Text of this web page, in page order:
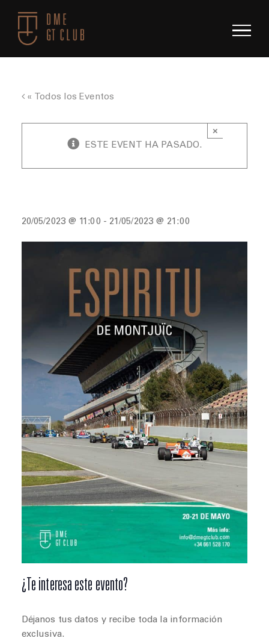
contenido
« Todos los Eventos
ESTE EVENT HA PASADO.
×
20/05/2023 @ 11:00 - 21/05/2023 @ 21:00
¿Te interesa este evento?
Déjanos tus datos y recibe toda la información
exclusiva.